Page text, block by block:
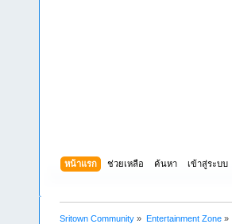
หน้าแรก ช่วยเหลือ ค้นหา เข้าสู่ระบบ
Sritown Community » Entertainment Zone»